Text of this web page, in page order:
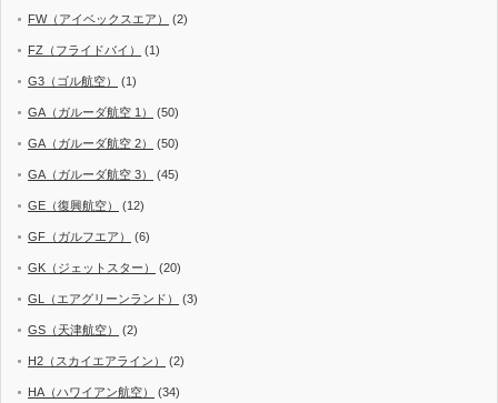
FW（アイベックスエア） (2)
FZ（フライドバイ） (1)
G3（ゴル航空） (1)
GA（ガルーダ航空 1） (50)
GA（ガルーダ航空 2） (50)
GA（ガルーダ航空 3） (45)
GE（復興航空） (12)
GF（ガルフエア） (6)
GK（ジェットスター） (20)
GL（エアグリーンランド） (3)
GS（天津航空） (2)
H2（スカイエアライン） (2)
HA（ハワイアン航空） (34)